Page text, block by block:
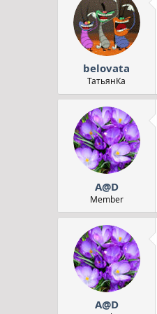
belovata
ТатьянКа
A@D
Member
A@D